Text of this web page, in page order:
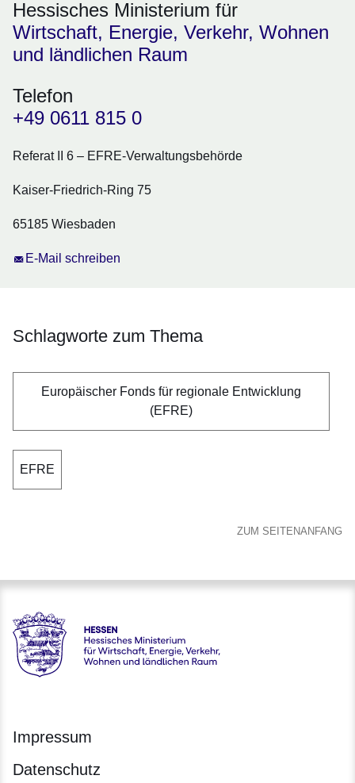
Hessisches Ministerium für
Wirtschaft, Energie, Verkehr, Wohnen
und ländlichen Raum
Telefon
+49 0611 815 0
Referat II 6 – EFRE-Verwaltungsbehörde
Kaiser-Friedrich-Ring 75
65185 Wiesbaden
E-Mail schreiben
Schlagworte zum Thema
Europäischer Fonds für regionale Entwicklung
(EFRE)
EFRE
ZUM SEITENANFANG
Hessen - Hessisches Ministerium für Wirtschaft, Energie,
Impressum
Datenschutz